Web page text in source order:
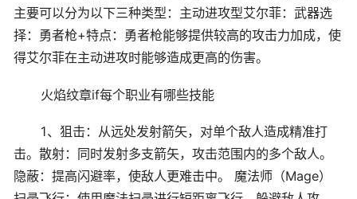
主要可以分为以下三种类型：主动进攻型艾尔菲：武器选
择：勇者枪+特点：勇者枪能够提供较高的攻击力加成，使
得艾尔菲在主动进攻时能够造成更高的伤害。
火焰纹章if每个职业有哪些技能
1、狙击：从远处发射箭矢，对单个敌人造成精准打
击。散射：同时发射多支箭矢，攻击范围内的多个敌人。
隐蔽：提高闪避率，使敌人更难击中。 魔法师（Mage）